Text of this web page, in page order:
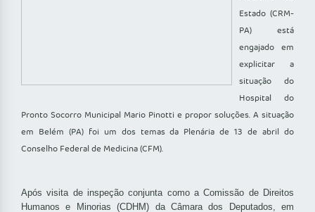
Estado (CRM-
PA) está
engajado em
explicitar a
situação do
Hospital do
Pronto Socorro Municipal Mario Pinotti e propor soluções. A situação
em Belém (PA) foi um dos temas da Plenária de 13 de abril do
Conselho Federal de Medicina (CFM).
Após visita de inspeção conjunta como a Comissão de Direitos
Humanos e Minorias (CDHM) da Câmara dos Deputados, em